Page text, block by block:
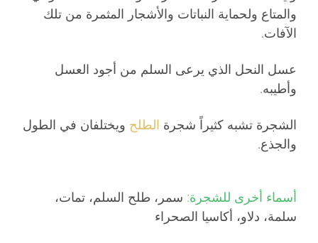
والمتاع ولحماية النباتات والأشجار المثمرة من تلك
الآفات.
عسل النحل الذي يرعى السلم من أجود العسل
وأطيبه.
الشجرة تشبه كثيراً شجرة الطلح ويختلفان في الطول
والجذع.
أسماء أخرى للشجرة: سمر، طلح السلم، تمات،
سلمة، دلاو، أكاسيا الصحراء